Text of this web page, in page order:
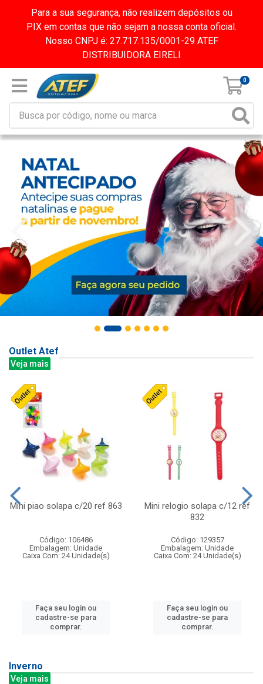
Para a sua segurança, não realizem depósitos ou
PIX em contas que não sejam a nossa conta oficial.
Nosso CNPJ é: 27.717.135/0001-29 ATEF
DISTRIBUIDORA EIRELI
0
Outlet Atef
Veja mais
Mini piao solapa c/20 ref 863
Código: 106486
Embalagem: Unidade
Caixa Com: 24 Unidade(s)
Faça seu login ou
cadastre-se para
comprar.
Mini relogio solapa c/12 ref
832
Código: 129357
Embalagem: Unidade
Caixa Com: 24 Unidade(s)
Faça seu login ou
cadastre-se para
comprar.
Inverno
Veja mais